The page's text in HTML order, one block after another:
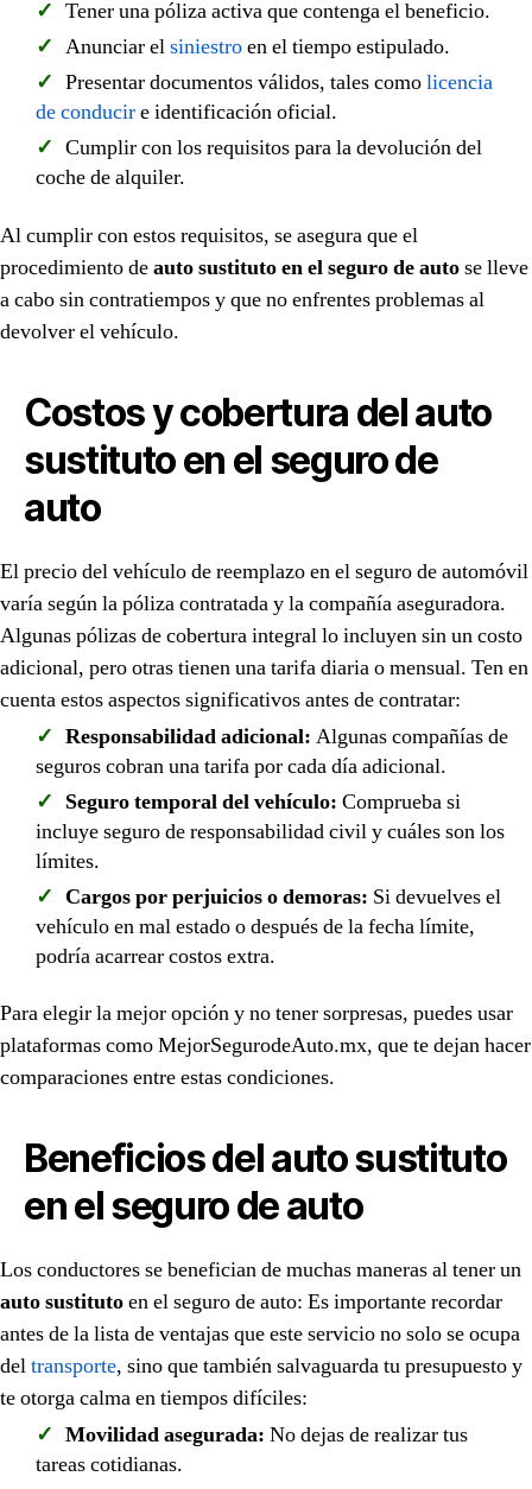
Tener una póliza activa que contenga el beneficio.
Anunciar elsiniestroen el tiempo estipulado.
Presentar documentos válidos, tales comolicencia
de conducire identificación oficial.
Cumplir con los requisitos para la devolución del
coche de alquiler.
Al cumplir con estos requisitos, se asegura que el
procedimiento deauto sustituto en el seguro de autose lleve
a cabo sin contratiempos y que no enfrentes problemas al
devolver el vehículo.
Costos y cobertura del auto
sustituto en el seguro de
auto
El precio del vehículo de reemplazo en el seguro de automóvil
varía según la póliza contratada y la compañía aseguradora.
Algunas pólizas de cobertura integral lo incluyen sin un costo
adicional, pero otras tienen una tarifa diaria o mensual. Ten en
cuenta estos aspectos significativos antes de contratar:
Responsabilidad adicional: Algunas compañías de
seguros cobran una tarifa por cada día adicional.
Seguro temporal del vehículo: Comprueba si
incluye seguro de responsabilidad civil y cuáles son los
límites.
Cargos por perjuicios o demoras: Si devuelves el
vehículo en mal estado o después de la fecha límite,
podría acarrear costos extra.
Para elegir la mejor opción y no tener sorpresas, puedes usar
plataformas como MejorSegurodeAuto.mx, que te dejan hacer
comparaciones entre estas condiciones.
Beneficios del auto sustituto
en el seguro de auto
Los conductores se benefician de muchas maneras al tener un
auto sustitutoen el seguro de auto: Es importante recordar
antes de la lista de ventajas que este servicio no solo se ocupa
deltransporte, sino que también salvaguarda tu presupuesto y
te otorga calma en tiempos difíciles:
Movilidad asegurada: No dejas de realizar tus
tareas cotidianas.